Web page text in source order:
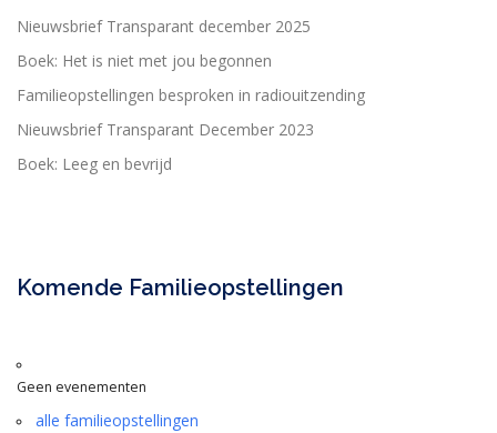
Nieuwsbrief Transparant december 2025
Boek: Het is niet met jou begonnen
Familieopstellingen besproken in radiouitzending
Nieuwsbrief Transparant December 2023
Boek: Leeg en bevrijd
Komende Familieopstellingen
Geen evenementen
alle familieopstellingen